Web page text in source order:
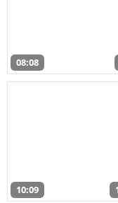
08:08
10:09